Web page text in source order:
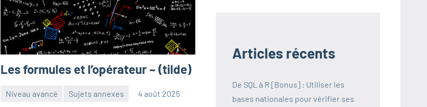
Les formules et l’opérateur ~ (tilde)
Niveau avancé Sujets annexes 4 août 2025
Articles récents
De SQL à R [Bonus] : Utiliser les
bases nationales pour vérifier ses